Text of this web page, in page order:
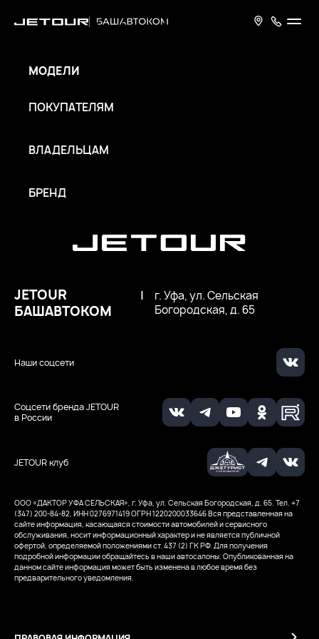
JETOUR клуб
Соцсети бренда JETOUR
в России
Наши соцсети
JETOUR
БАШАВТОКОМ
|
г. Уфа, ул. Сельская
Богородская, д. 65
МОДЕЛИ
ПОКУПАТЕЛЯМ
ВЛАДЕЛЬЦАМ
БРЕНД
ООО «ДАКТОР УФА СЕЛЬСКАЯ», г. Уфа, ул. Сельская Богородская, д. 65. Тел. +7
(347) 200-84-82, ИНН 0276971419ОГРН 1220200033646Вся представленная на
сайте информация, касающаяся стоимости автомобилей и сервисного
обслуживания, носит информационный характер и не является публичной
офертой, определяемой положениями ст. 437 (2) ГК РФ. Для получения
подробной информации обращайтесь в наши автосалоны. Опубликованная на
данном сайте информация может быть изменена в любое время без
предварительного уведомления.